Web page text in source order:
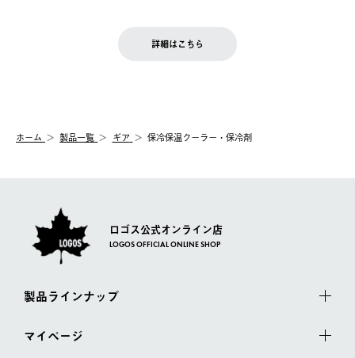
【配送業者】
佐川急便にて配送されます。
お客様都合の返品にかかる送料は、お客様ご負担とさせていただ
一度お手元の商品を返品いただき、ご希望商品を再注文してくだ
LOGOS FAMILY会員の方は、会員マイページ内 購入履歴画面に
詳細はこちら
ホーム 製品一覧 ギア 保冷保温クーラー・保冷剤
ロゴス公式オンライン店
LOGOS OFFICIAL ONLINE SHOP
製品ラインナップ
マイページ